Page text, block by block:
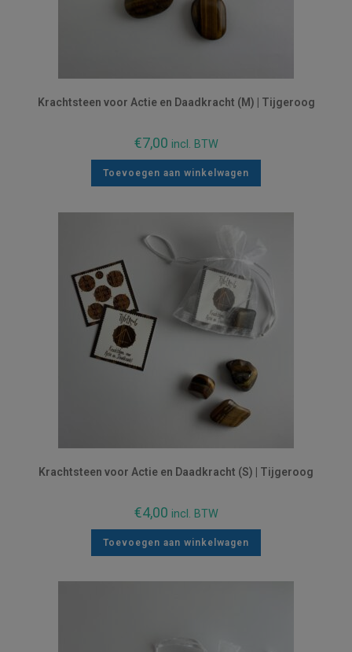
Krachtsteen voor Actie en Daadkracht (M) | Tijgeroog
€7,00 incl. BTW
Toevoegen aan winkelwagen
Krachtsteen voor Actie en Daadkracht (S) | Tijgeroog
€4,00 incl. BTW
Toevoegen aan winkelwagen